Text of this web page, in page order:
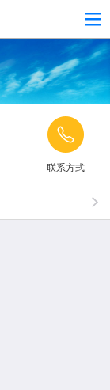
联系方式